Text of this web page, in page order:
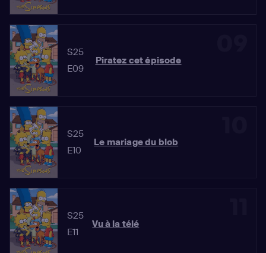
S25
E09
Piratez cet épisode
S25
E10
Le mariage du blob
S25
E11
Vu à la télé